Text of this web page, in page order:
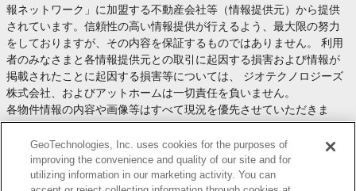
報ネットワーク」に加盟する不動産会社等（情報提供元）から提供
されています。信頼性の高い情報提供が行えるよう、最大限の努力
をしておりますが、その内容を保証するものではありません。 利用
者のみなさまと各情報提供元との取引に起因する損害および情報が
掲載されたことに起因する損害等については、 ジオテクノロジーズ
株式会社、およびアットホームは一切責任を負いません。
各物件情報の内容や画像等はすべて現況を優先させていただきま
す。
お取引等（お取引の準備、資金調達等を含みます）の際には、内容
や契約条件等について、 各情報提供元より十分な説明を受け、ご自
身でご確認の上、判断してください。
GeoTechnologies, Inc. uses cookies for the purposes of
improving the convenience and quality of our site and for
utilizing information in our marketing activity. You can